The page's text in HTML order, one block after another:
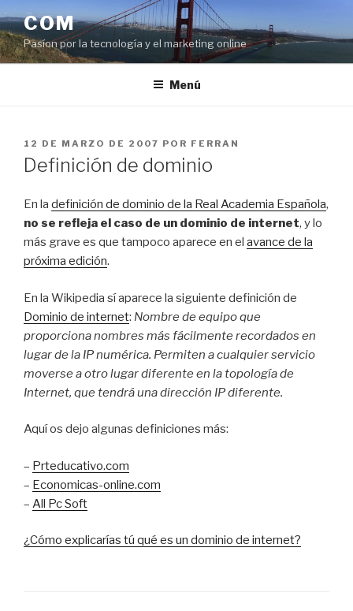
al
contenido
COM
Pasíon por la tecnología y el marketing online
Menú
PUBLICADO
EL
12 DE MARZO DE 2007 POR FERRAN
Definición de dominio
En la definición de dominio de la Real Academia Española,
no se refleja el caso de un dominio de internet, y lo
más grave es que tampoco aparece en el avance de la
próxima edición.
En la Wikipedia sí aparece la siguiente definición de
Dominio de internet: Nombre de equipo que
proporciona nombres más fácilmente recordados en
lugar de la IP numérica. Permiten a cualquier servicio
moverse a otro lugar diferente en la topología de
Internet, que tendrá una dirección IP diferente.
Aquí os dejo algunas definiciones más:
– Prteducativo.com
– Economicas-online.com
– All Pc Soft
¿Cómo explicarías tú qué es un dominio de internet?